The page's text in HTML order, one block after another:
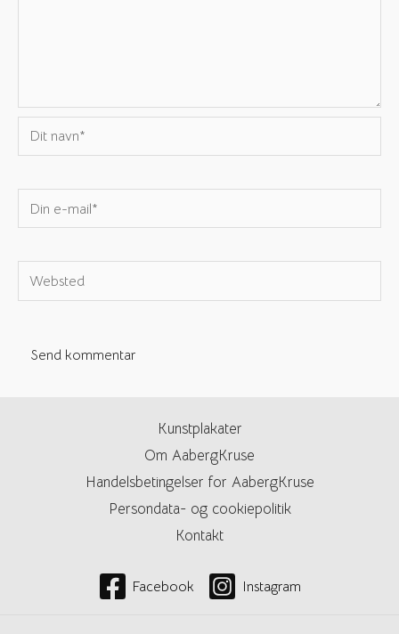
Dit
navn*
Din
e-
Websted
Kunstplakater
Om AabergKruse
Handelsbetingelser for AabergKruse
Persondata- og cookiepolitik
Kontakt
Facebook Instagram